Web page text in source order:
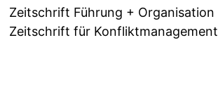
Zeitschrift Führung + Organisation
Zeitschrift für Konfliktmanagement